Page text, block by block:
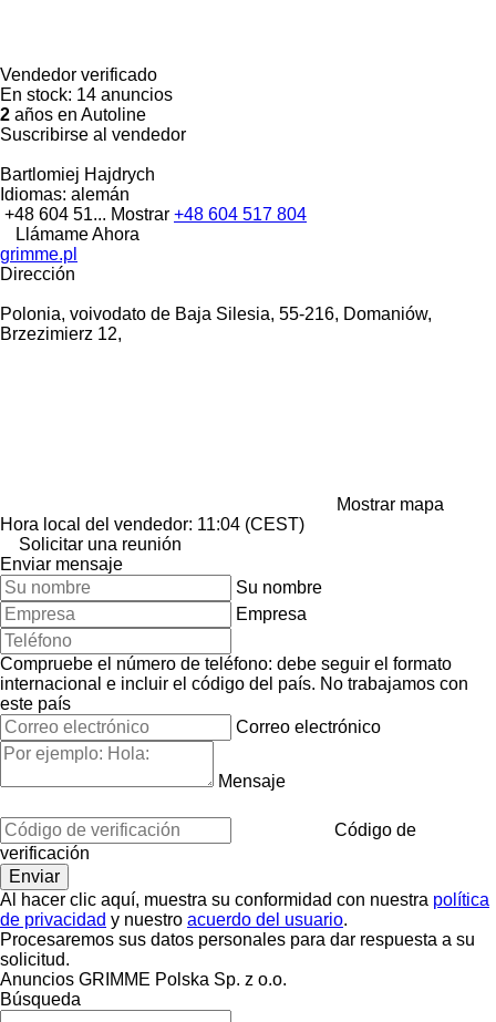
Vendedor verificado
En stock: 14 anuncios
2 años en Autoline
Suscribirse al vendedor
Bartlomiej Hajdrych
Idiomas: alemán
+48 604 51... Mostrar +48 604 517 804
Llámame Ahora
grimme.pl
Dirección
Polonia, voivodato de Baja Silesia, 55-216, Domaniów,
Brzezimierz 12,
Mostrar mapa
Hora local del vendedor: 11:04 (CEST)
Solicitar una reunión
Enviar mensaje
Su nombre
Empresa
Compruebe el número de teléfono: debe seguir el formato
internacional e incluir el código del país. No trabajamos con
este país
Correo electrónico
Mensaje
Código de
verificación
Al hacer clic aquí, muestra su conformidad con nuestra política
de privacidad y nuestro acuerdo del usuario.
Procesaremos sus datos personales para dar respuesta a su
solicitud.
Anuncios GRIMME Polska Sp. z o.o.
Búsqueda